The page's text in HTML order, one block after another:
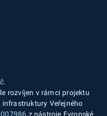
rozvíjen v rámci projektu
Veřejného
z nástroje Evropské